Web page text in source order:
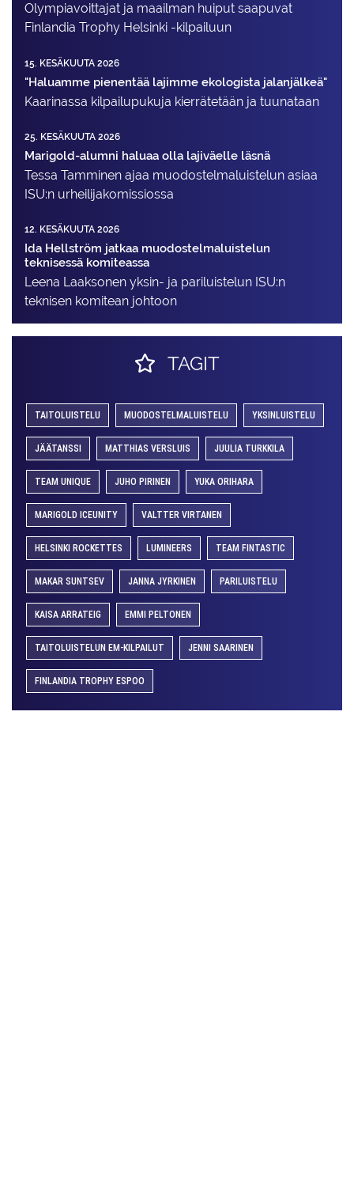
Olympiavoittajat ja maailman huiput saapuvat
Finlandia Trophy Helsinki -kilpailuun
15. KESÄKUUTA 2026
"Haluamme pienentää lajimme ekologista jalanjälkeä"
Kaarinassa kilpailupukuja kierrätetään ja tuunataan
25. KESÄKUUTA 2026
Marigold-alumni haluaa olla lajiväelle läsnä
Tessa Tamminen ajaa muodostelma­luistelun asiaa
ISU:n urheilija­komissiossa
12. KESÄKUUTA 2026
Ida Hellström jatkaa muodostelmaluistelun
teknisessä komiteassa
Leena Laaksonen yksin- ja pariluistelun ISU:n
teknisen komitean johtoon
TAGIT
TAITOLUISTELU MUODOSTELMALUISTELU YKSINLUISTELU
JÄÄTANSSI MATTHIAS VERSLUIS JUULIA TURKKILA
TEAM UNIQUE JUHO PIRINEN YUKA ORIHARA
MARIGOLD ICEUNITY VALTTER VIRTANEN
HELSINKI ROCKETTES LUMINEERS TEAM FINTASTIC
MAKAR SUNTSEV JANNA JYRKINEN PARILUISTELU
KAISA ARRATEIG EMMI PELTONEN
TAITOLUISTELUN EM-KILPAILUT JENNI SAARINEN
FINLANDIA TROPHY ESPOO